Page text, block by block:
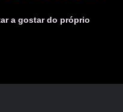
a gostar do próprio